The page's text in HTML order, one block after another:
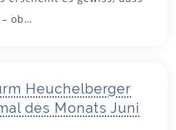
ob…
Heuchelberger
des Monats Juni